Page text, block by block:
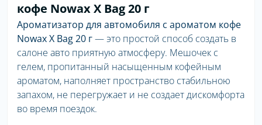
кофе Nowax X Bag 20 г
Ароматизатор для автомобиля с ароматом кофе
Nowax X Bag 20 г— это простой способ создать в
салоне авто приятную атмосферу. Мешочек с
гелем, пропитанный насыщенным кофейным
ароматом, наполняет пространство стабильною
запахом, не перегружает и не создает дискомфорта
во время поездок.